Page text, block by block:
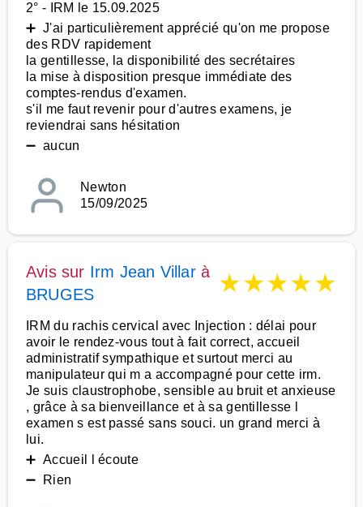
2° - IRM le 15.09.2025
➕ J'ai particulièrement apprécié qu'on me propose
des RDV rapidement
la gentillesse, la disponibilité des secrétaires
la mise à disposition presque immédiate des
comptes-rendus d'examen.
s'il me faut revenir pour d'autres examens, je
reviendrai sans hésitation
➖ aucun
Newton
15/09/2025
Avis sur Irm Jean Villarà
BRUGES
★★★★★
IRM du rachis cervical avec Injection : délai pour
avoir le rendez-vous tout à fait correct, accueil
administratif sympathique et surtout merci au
manipulateur qui m a accompagné pour cette irm.
Je suis claustrophobe, sensible au bruit et anxieuse
, grâce à sa bienveillance et à sa gentillesse l
examen s est passé sans souci. un grand merci à
lui.
➕ Accueil l écoute
➖ Rien